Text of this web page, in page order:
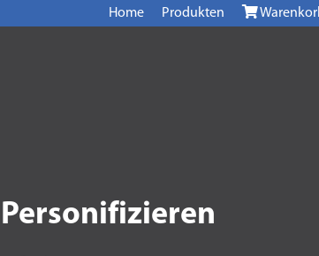
Home Produkten
Personifizieren